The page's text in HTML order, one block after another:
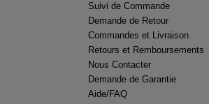
Suivi de Commande
Demande de Retour
Commandes et Livraison
Retours et Remboursements
Nous Contacter
Demande de Garantie
Aide/FAQ